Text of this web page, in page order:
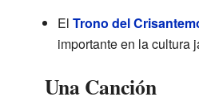
El Trono del
importante en la cultura
Una Canción